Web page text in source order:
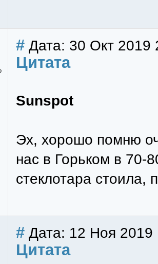
# Дата: 30 Окт 2019
Цитата
Sunspot
Эх, хорошо помню
нас в Горьком в 70-
стеклотара стоила,
# Дата: 12 Ноя
Цитата